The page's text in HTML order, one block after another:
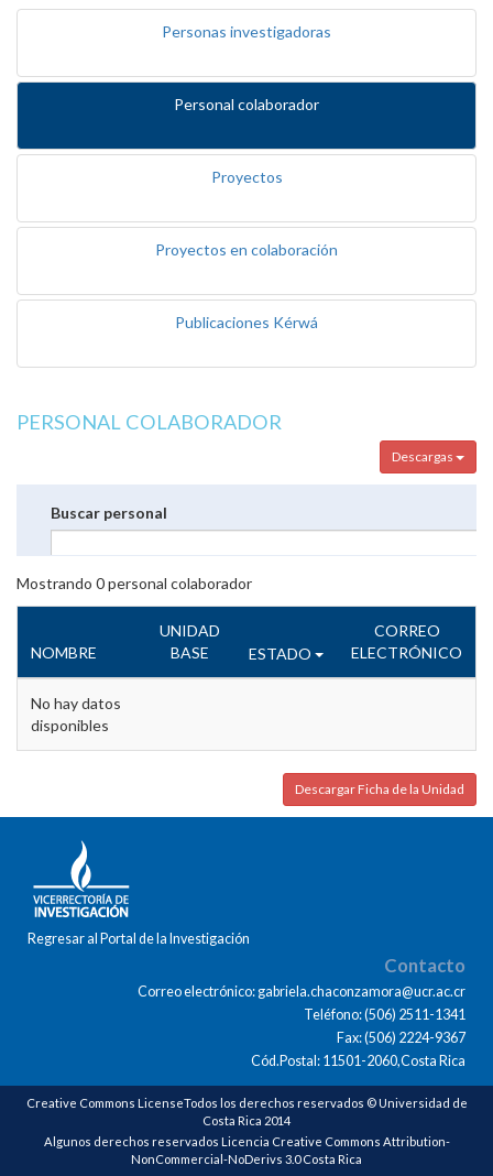
Personas investigadoras
Personal colaborador
Proyectos
Proyectos en colaboración
Publicaciones Kérwá
PERSONAL COLABORADOR
Descargas
Buscar personal
Mostrando 0personal colaborador
NOMBRE
UNIDAD
BASE
ESTADO
CORREO
ELECTRÓNICO
No hay datos
disponibles
Descargar Ficha de la Unidad
Regresar al Portal de la Investigación
Contacto
Correo electrónico: gabriela.chaconzamora@ucr.ac.cr
Teléfono: (506) 2511-1341
Fax: (506) 2224-9367
Cód.Postal: 11501-2060,Costa Rica
Creative Commons LicenseTodos los derechos reservados © Universidad de
Costa Rica 2014
Algunos derechos reservados Licencia Creative Commons Attribution-
NonCommercial-NoDerivs 3.0 Costa Rica